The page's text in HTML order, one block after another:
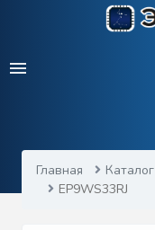
Главная Каталог
EP9WS33RJ